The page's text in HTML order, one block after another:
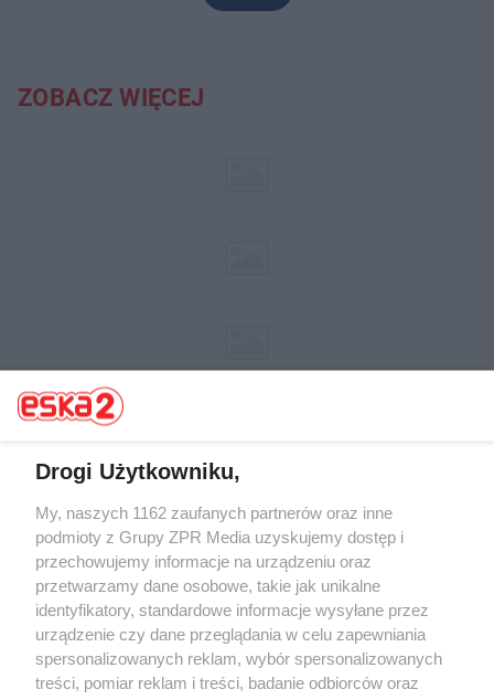
ZOBACZ WIĘCEJ
Żaden utwór zamieszczony w serwisie nie może być powielany i
rozpowszechniany lub dalej rozpowszechniany w jakikolwiek sposób (w
tym także elektroniczny lub mechaniczny) na jakimkolwiek polu
eksploatacji w jakiejkolwiek formie, włącznie z umieszczaniem w
Internecie bez pisemnej zgody właściciela praw. Jakiekolwiek użycie lub
wykorzystanie utworów w całości lub w części z naruszeniem prawa,
tzn. bez właściwej zgody, jest zabronione pod groźbą kary i może być
ścigane prawnie.
Drogi Użytkowniku,
My, naszych 1162 zaufanych partnerów oraz inne
podmioty z Grupy ZPR Media uzyskujemy dostęp i
przechowujemy informacje na urządzeniu oraz
przetwarzamy dane osobowe, takie jak unikalne
identyfikatory, standardowe informacje wysyłane przez
urządzenie czy dane przeglądania w celu zapewniania
spersonalizowanych reklam, wybór spersonalizowanych
treści, pomiar reklam i treści, badanie odbiorców oraz